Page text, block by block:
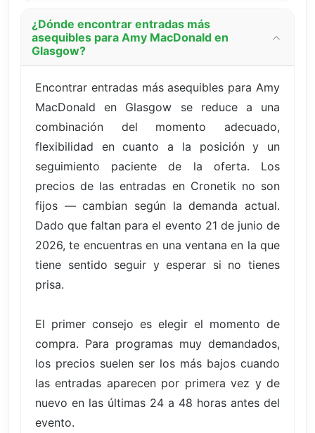
¿Dónde encontrar entradas más
asequibles para Amy MacDonald en
Glasgow?
Encontrar entradas más asequibles para Amy
MacDonald en Glasgow se reduce a una
combinación del momento adecuado,
flexibilidad en cuanto a la posición y un
seguimiento paciente de la oferta. Los
precios de las entradas en Cronetik no son
fijos — cambian según la demanda actual.
Dado que faltan para el evento 21 de junio de
2026, te encuentras en una ventana en la que
tiene sentido seguir y esperar si no tienes
prisa.
El primer consejo es elegir el momento de
compra. Para programas muy demandados,
los precios suelen ser los más bajos cuando
las entradas aparecen por primera vez y de
nuevo en las últimas 24 a 48 horas antes del
evento.